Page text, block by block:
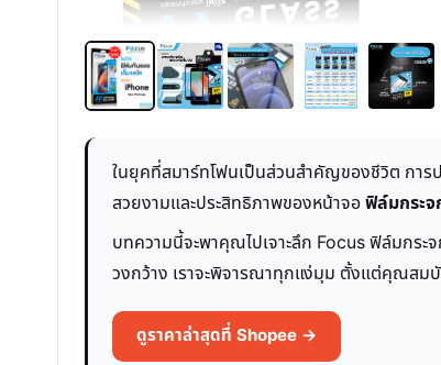
ในยุคที่สมาร์ทโฟนเป็นส่วนสำคัญของชีวิต การ
สวยงามและประสิทธิภาพของหน้าจอฟิล์มกระ
บทความนี้จะพาคุณไปเจาะลึก Focus ฟิล์มกร
วงกว้าง เราจะพิจารณาทุกแง่มุม ตั้งแต่คุณสม
ดูราคาล่าสุดที่ Shopee →